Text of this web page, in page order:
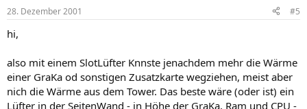
28. Dezember 2001 #5
hi,
also mit einem SlotLüfter Knnste jenachdem mehr die Wärme
einer GraKa od sonstigen Zusatzkarte wegziehen, meist aber
nich die Wärme aus dem Tower. Das beste wäre (oder ist) ein
Lüfter in der SeitenWand - in Höhe der GraKa, Ram und CPU -